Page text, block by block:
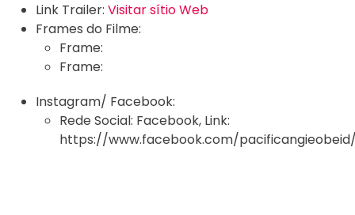
Link Trailer: Visitar sítio Web
Frames do Filme:
Frame:
Frame:
Instagram/ Facebook:
Rede Social: Facebook, Link:
https://www.facebook.com/